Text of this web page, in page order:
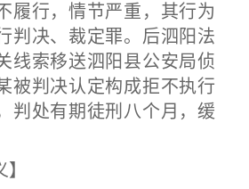
履行，情节严重，其行为
判决、裁定罪。后泗阳法
线索移送泗阳县公安局侦
被判决认定构成拒不执行
判处有期徒刑八个月，缓